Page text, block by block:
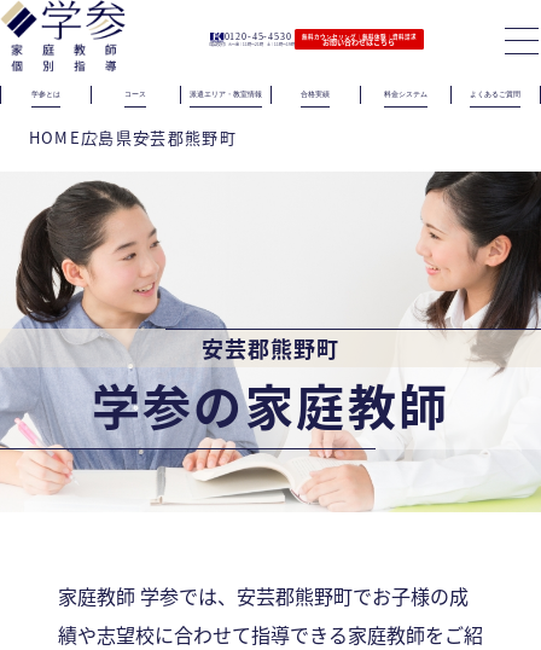
0120-45-4530
（電話受付）火〜金｜11時〜21時 土｜11時〜19時
無料カウンセリング｜無料体験｜資料請求
お問い合わせはこちら
学参とは コース 派遣エリア・教室情報 合格実績 料金システム よくあるご質問
HOME広島県安芸郡熊野町
安芸郡熊野町
学参の家庭教師
家庭教師 学参では、安芸郡熊野町でお子様の成
績や志望校に合わせて指導できる家庭教師をご紹